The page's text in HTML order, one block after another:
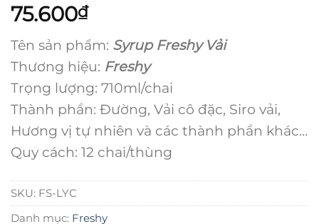
75.600₫
Tên sản phẩm: Syrup Freshy Vải
Thương hiệu: Freshy
Trọng lượng: 710ml/chai
Thành phần: Đường, Vải cô đặc, Siro vải,
Hương vị tự nhiên và các thành phần khác…
Quy cách: 12 chai/thùng
SKU: FS-LYC
Danh mục: Freshy